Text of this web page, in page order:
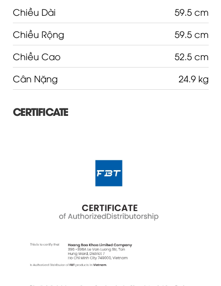
Chiều Dài
59.5 cm
Chiều Rộng
59.5 cm
Chiều Cao
52.5 cm
Cân Nặng
24.9 kg
CERTIFICATE